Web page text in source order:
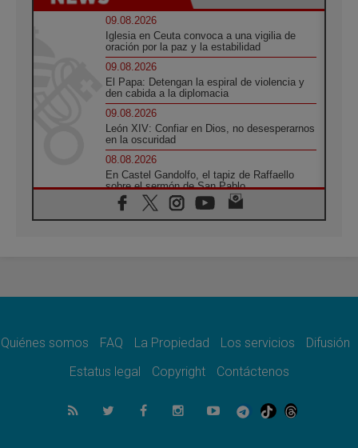
09.08.2026
Iglesia en Ceuta convoca a una vigilia de
oración por la paz y la estabilidad
09.08.2026
El Papa: Detengan la espiral de violencia y
den cabida a la diplomacia
09.08.2026
León XIV: Confiar en Dios, no desesperarnos
en la oscuridad
08.08.2026
En Castel Gandolfo, el tapiz de Raffaello
sobre el sermón de San Pablo
08.08.2026
En Colombia, «la paz no se compra con una
08.08.2026
08.08.2026
del Buen Consejo de Genazzano
Filipinas: el Vicariato Apostólico de Calapán
se convierte en diócesis
Quiénes somos FAQ La Propiedad Los servicios
Difusión
Estatus legal
Copyright Contáctenos